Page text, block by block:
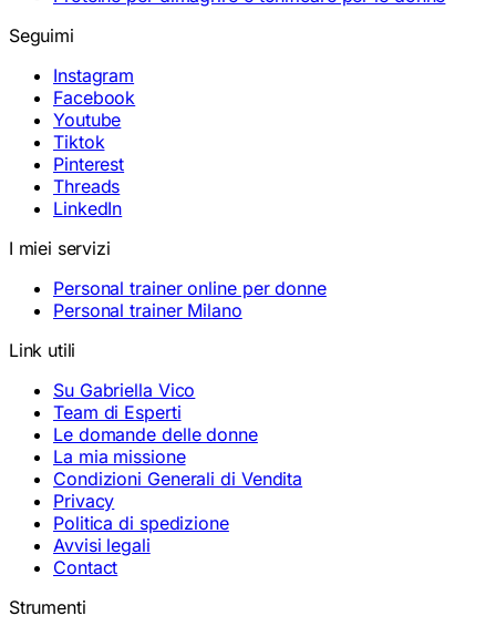
Seguimi
Instagram
Facebook
Youtube
Tiktok
Pinterest
Threads
LinkedIn
I miei servizi
Personal trainer online per donne
Personal trainer Milano
Link utili
Su Gabriella Vico
Team di Esperti
Le domande delle donne
La mia missione
Condizioni Generali di Vendita
Privacy
Politica di spedizione
Avvisi legali
Contact
Strumenti